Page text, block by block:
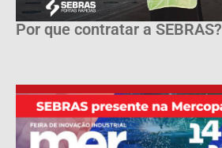
Por que contratar a SEBRAS?